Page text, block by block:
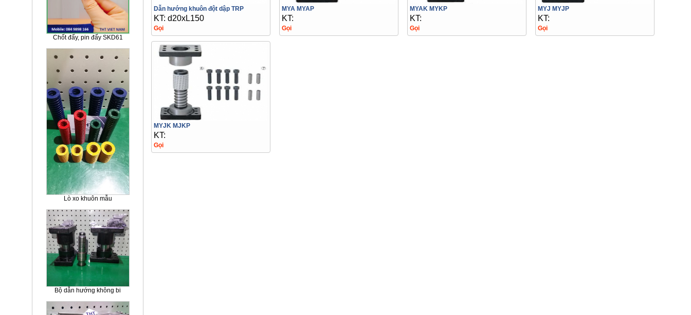
Chốt đẩy, pin đẩy SKD61
Lò xo khuôn mẫu
Bộ dẫn hướng không bi
Dẫn hướng khuôn đột dập TRP
KT: d20xL150
Gọi
MYA MYAP
KT:
Gọi
MYAK MYKP
KT:
Gọi
MYJ MYJP
KT:
Gọi
MYJK MJKP
KT:
Gọi